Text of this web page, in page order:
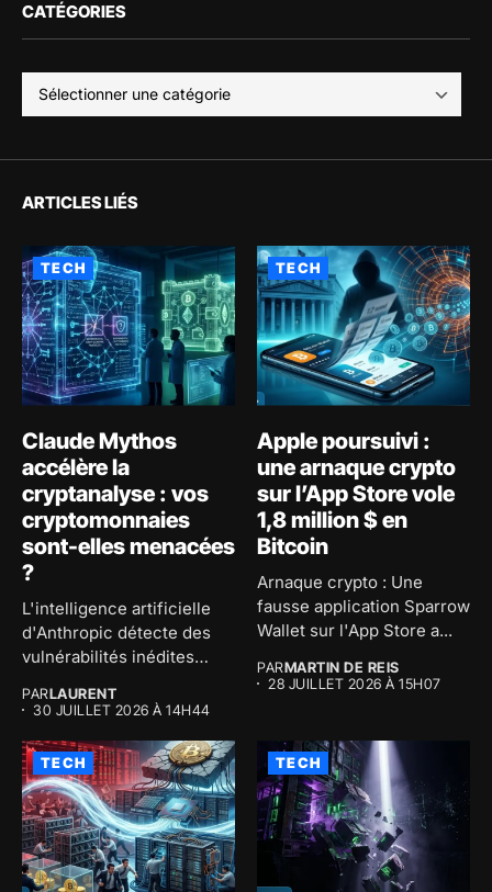
CATÉGORIES
ARTICLES LIÉS
TECH
Claude Mythos
accélère la
cryptanalyse : vos
cryptomonnaies
sont-elles menacées
?
L'intelligence artificielle
d'Anthropic détecte des
vulnérabilités inédites
chiffrement...
PARLAURENT
30 JUILLET 2026 À 14H44
TECH
Apple poursuivi :
une arnaque crypto
sur l’App Store vole
1,8 million $ en
Bitcoin
Arnaque crypto : Une
fausse application Sparrow
Wallet sur l'App Store a...
PARMARTIN DE REIS
28 JUILLET 2026 À 15H07
TECH TECH